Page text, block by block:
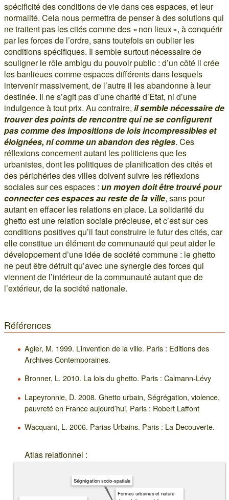
spécificité des conditions de vie dans ces espaces, et leur
normalité. Cela nous permettra de penser à des solutions qui
ne traitent pas les cités comme des « non lieux », à conquérir
par les forces de l’ordre, sans toutefois en oublier les
conditions spécifiques. Il semble surtout nécessaire de
souligner le rôle ambigu du pouvoir public : d’un côté il crée
les banlieues comme espaces différents dans lesquels
intervenir massivement, de l’autre il les abandonne à leur
destinée. Il ne s’agit pas d’une charité d’Etat, ni d’une
indulgence à tout prix. Au contraire, il semble nécessaire de
trouver des points de rencontre qui ne se configurent
pas comme des impositions de lois incompressibles et
éloignées, ni comme un abandon des règles. Ces
réflexions concernent autant les politiciens que les
urbanistes, dont les politiques de planification des cités et
des périphéries des villes doivent suivre les réflexions
sociales sur ces espaces : un moyen doit être trouvé pour
connecter ces espaces au reste de la ville, sans pour
autant en effacer les relations en place. La solidarité du
ghetto est une relation sociale précieuse, et c’est sur ces
conditions positives qu’il faut construire le futur des cités, car
elle constitue un élément de communauté qui peut aider le
développement d’une idée de société commune : le ghetto
ne peut être détruit qu’avec une synergie des forces qui
viennent de l’intérieur de la communauté autant que de
l’extérieur, de la société nationale.
Références
Agier, M. 1999. L’invention de la ville. Paris : Editions des
Archives Contemporaines.
Bronner, L. 2010. La lois du ghetto. Paris : Calmann-Lévy
Lapeyronnie, D. 2008. Ghetto urbain, Ségrégation, violence,
pauvreté en France aujourd’hui, Paris : Robert Laffont
Wacquant, L. 2006. Parias Urbains. Paris : La Decouverte.
Atlas relationnel :
Formes urbaines et nature
Ségrégation socio-spatiale